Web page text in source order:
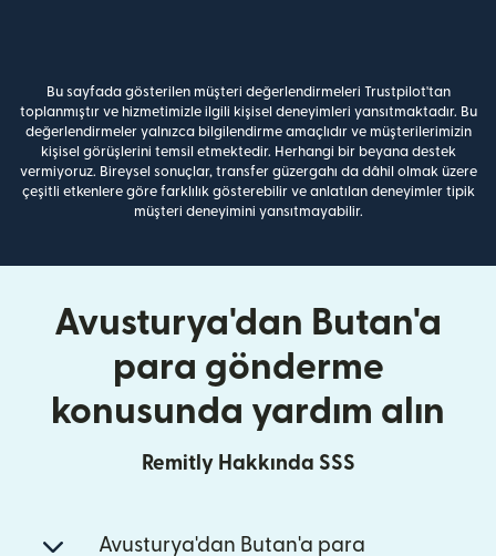
Bu sayfada gösterilen müşteri değerlendirmeleri Trustpilot'tan
toplanmıştır ve hizmetimizle ilgili kişisel deneyimleri yansıtmaktadır. Bu
değerlendirmeler yalnızca bilgilendirme amaçlıdır ve müşterilerimizin
kişisel görüşlerini temsil etmektedir. Herhangi bir beyana destek
vermiyoruz. Bireysel sonuçlar, transfer güzergahı da dâhil olmak üzere
çeşitli etkenlere göre farklılık gösterebilir ve anlatılan deneyimler tipik
müşteri deneyimini yansıtmayabilir.
Avusturya'dan Butan'a
para gönderme
konusunda yardım alın
Remitly Hakkında SSS
Avusturya'dan Butan'a para